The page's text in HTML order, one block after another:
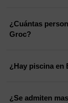
¿Cuántas
Groc?
¿Hay piscina en
¿Se admiten